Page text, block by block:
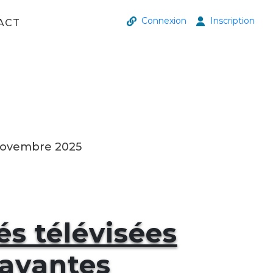
Connexion Inscription
2025
télévisées